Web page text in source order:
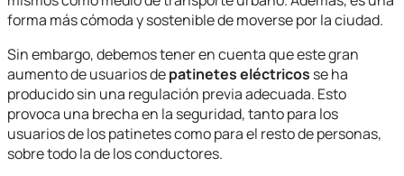
forma más cómoda y sostenible de moverse por la ciudad.
Sin embargo, debemos tener en cuenta que este gran
aumento de usuarios depatinetes eléctricos se ha
producido sin una regulación previa adecuada. Esto
provoca una brecha en la seguridad, tanto para los
usuarios de los patinetes como para el resto de personas,
sobre todo la de los conductores.